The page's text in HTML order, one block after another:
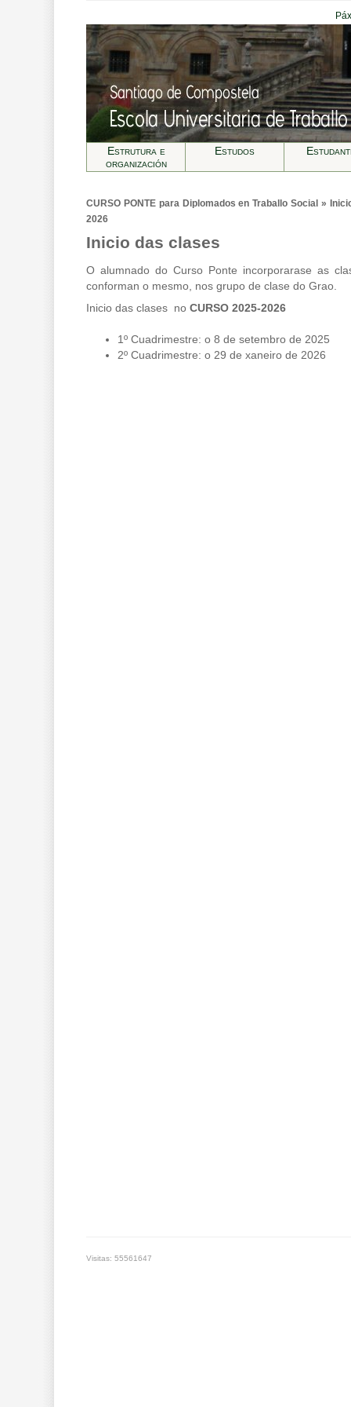
Estrutura e
organización
Estudos
CURSO PONTE para Diplomados en Traballo Social »
2026
Inicio das clases
O alumnado do Curso Ponte incorporarase as
conforman o mesmo, nos grupo de clase do Grao.
Inicio das clases no CURSO 2025-2026
1º Cuadrimestre: o 8 de setembro de 2025
2º Cuadrimestre: o 29 de xaneiro de 2026
Visitas: 55561647